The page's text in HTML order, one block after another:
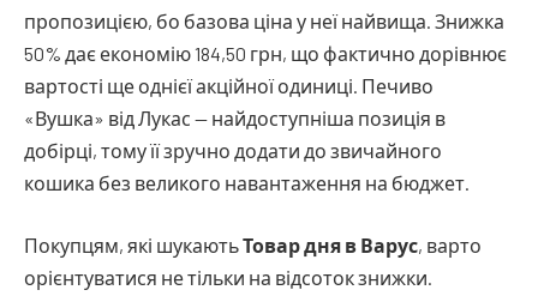
пропозицією, бо базова ціна у неї найвища. Знижка
50% дає економію 184,50 грн, що фактично дорівнює
вартості ще однієї акційної одиниці. Печиво
«Вушка» від Лукас — найдоступніша позиція в
добірці, тому її зручно додати до звичайного
кошика без великого навантаження на бюджет.
Покупцям, які шукаютьТовар дня в Варус, варто
орієнтуватися не тільки на відсоток знижки.